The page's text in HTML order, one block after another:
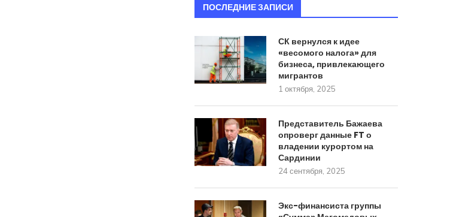
ПОСЛЕДНИЕ ЗАПИСИ
СК вернулся к идее
«весомого налога» для
бизнеса, привлекающего
мигрантов
1 октября, 2025
Представитель Бажаева
опроверг данные FT о
владении курортом на
Сардинии
24 сентября, 2025
Экс-финансиста группы